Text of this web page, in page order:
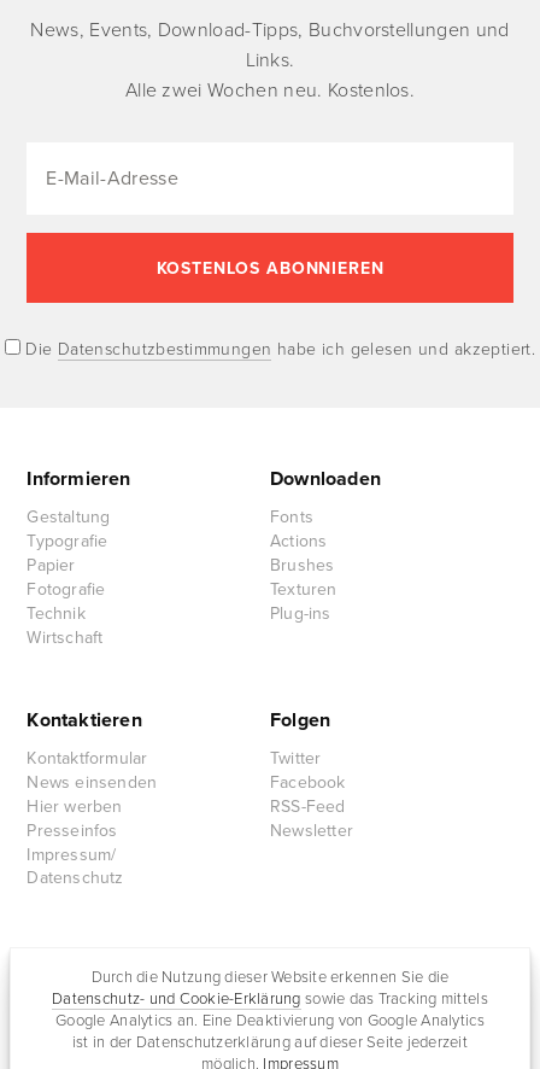
Durch die Nutzung dieser Website erkennen Sie die
Datenschutz- und Cookie-Erklärung sowie das Tracking mittels
Google Analytics an. Eine Deaktivierung von Google Analytics
ist in der Datenschutzerklärung auf dieser Seite jederzeit
möglich. Impressum
News, Events, Download-Tipps, Buchvorstellungen und
Links.
Alle zwei Wochen neu. Kostenlos.
Die Datenschutzbestimmungen habe ich gelesen und akzeptiert.
Informieren
Gestaltung
Typografie
Papier
Fotografie
Technik
Wirtschaft
Downloaden
Fonts
Actions
Brushes
Texturen
Plug-ins
Kontaktieren
Kontaktformular
News einsenden
Hier werben
Presseinfos
Impressum/
Datenschutz
Folgen
Twitter
Facebook
RSS-Feed
Newsletter
Rullkötter AGD
Jazz for me